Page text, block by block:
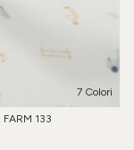
7 Colori
133